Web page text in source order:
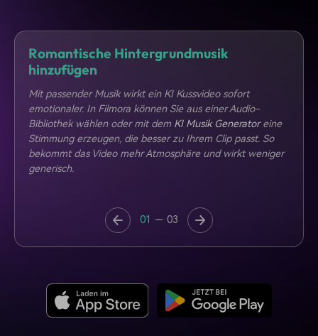
Romantische Hintergrundmusik
hinzufügen
Mit passender Musik wirkt ein KI Kussvideo sofort
emotionaler. In Filmora können Sie aus einer Audio-
Bibliothek wählen oder mit dem KI Musik Generatoreine
Stimmung erzeugen, die besser zu Ihrem Clip passt. So
bekommt das Video mehr Atmosphäre und wirkt weniger
generisch.
01 03